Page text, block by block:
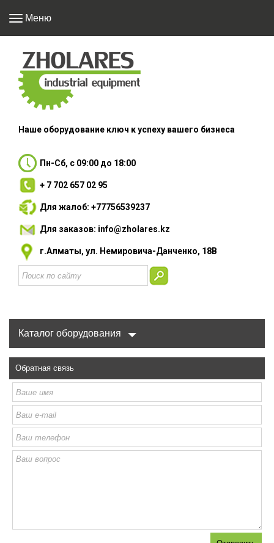
Наше оборудование ключ к успеху вашего бизнеса
Пн-Сб, с 09:00 до 18:00
+ 7 702 657 02 95
Для жалоб: +77756539237
Для заказов: info@zholares.kz
г.Алматы, ул. Немировича-Данченко, 18В
Меню
Каталог оборудования
Обратная связь